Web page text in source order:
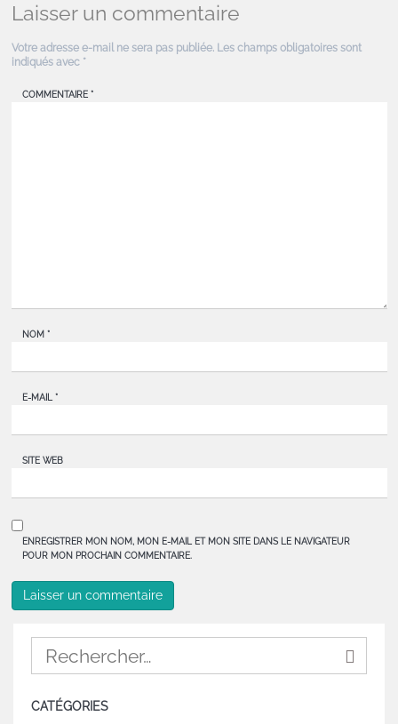
Laisser un commentaire
Votre adresse e-mail ne sera pas publiée. Les champs obligatoires sont
indiqués avec *
COMMENTAIRE *
NOM *
E-MAIL *
SITE WEB
ENREGISTRER MON NOM, MON E-MAIL ET MON SITE DANS LE NAVIGATEUR
POUR MON PROCHAIN COMMENTAIRE.
CATÉGORIES